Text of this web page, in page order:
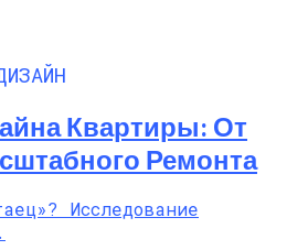
Квартиры: От
Ремонта